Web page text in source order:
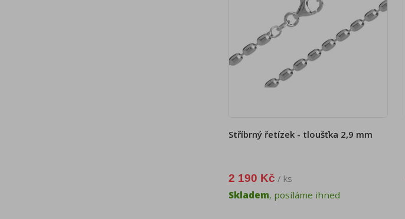
Stříbrný řetízek - tloušťka 2,9 mm
2 190 Kč / ks
Skladem, posíláme ihned